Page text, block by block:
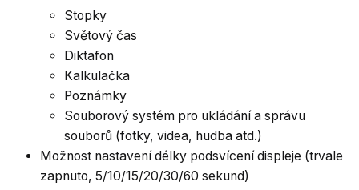
Stopky
Světový čas
Diktafon
Kalkulačka
Poznámky
Souborový systém pro ukládání a správu
souborů (fotky, videa, hudba atd.)
Možnost nastavení délky podsvícení displeje (trvale
zapnuto, 5/10/15/20/30/60 sekund)